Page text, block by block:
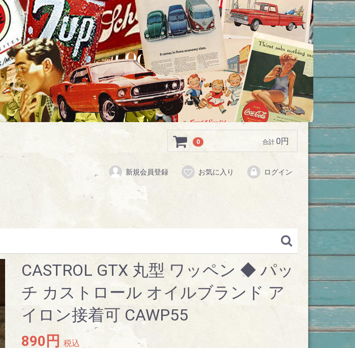
新規会員登録 お気に入り ログイン
0 合計 0円
CASTROL GTX 丸型 ワッペン ◆ パッ
チ カストロール オイルブランド ア
イロン接着可 CAWP55
890円 税込